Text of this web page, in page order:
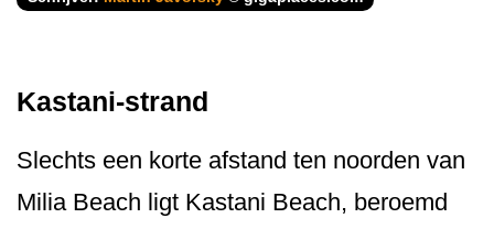
Kastani-strand
Slechts een korte afstand ten noorden van
Milia Beach ligt Kastani Beach, beroemd